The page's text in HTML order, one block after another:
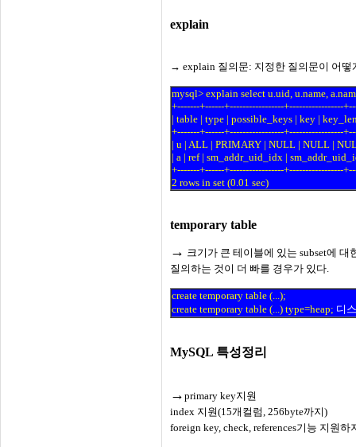
explain
→ explain 질의문: 지정한 질의문이 어
mysql> explain select u.uid, u.name,
+-------+------+-----------------+-----------------
| table | type | possible_keys | key |
+-------+------+-----------------+-----------------
| u | ALL | PRIMARY | NULL | NULL |
| a | ref | sm_addr_uid_idx |
+-------+------+-----------------+-----------------
2 rows in set (0.01 sec)
temporary table
→ 크기가 큰 테이블에 있는 subset에 대
질의하는 것이 더 빠를 경우가 있다.
create temporary table (...);
create temporary table (...) type=heap; 디
MySQL 특성정리
→ primary key지원
index 지원(15개컬럼, 256byte까지)
foreign key, check, references기능 지원